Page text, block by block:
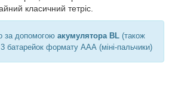
класичний тетріс.
за допомогою акумулятора BL (також
батарейок формату ААА (міні-пальчики)